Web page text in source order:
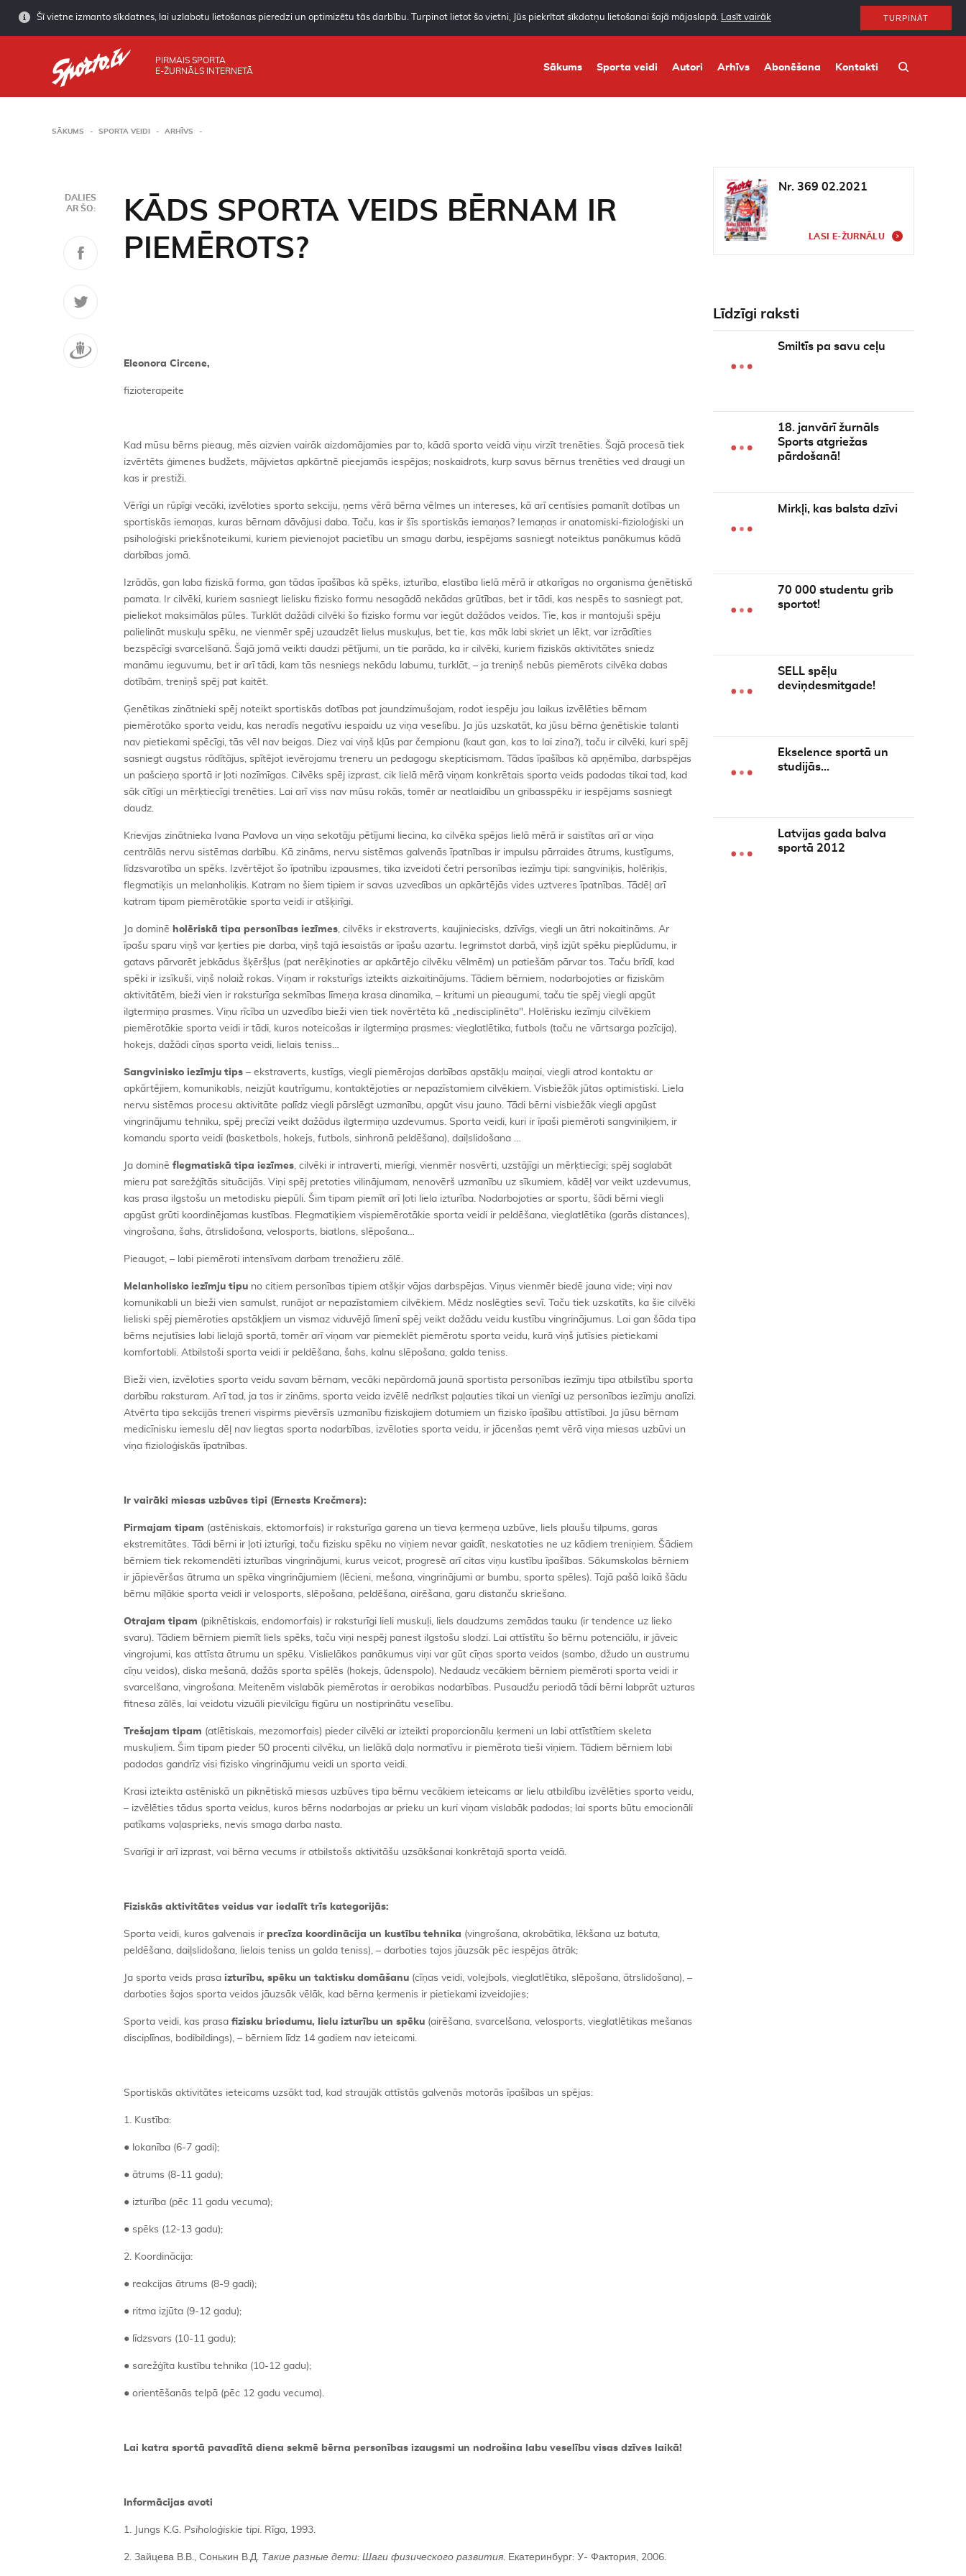
Šī vietne izmanto sīkdatnes, lai uzlabotu lietošanas pieredzi un optimizētu tās darbību. Turpinot lietot šo vietni, Jūs piekrītat sīkdatņu lietošanai šajā mājaslapā. Lasīt vairāk TURPINĀT
PIRMAIS SPORTA
E-ŽURNĀLS INTERNETĀ
Sākums Sporta veidi Autori Arhīvs Abonēšana Kontakti
SĀKUMS SPORTA VEIDI ARHĪVS
DALIES
AR ŠO:
KĀDS SPORTA VEIDS BĒRNAM IR
PIEMĒROTS?
Eleonora Circene,
fizioterapeite
Kad mūsu bērns pieaug, mēs aizvien vairāk aizdomājamies par to, kādā sporta veidā viņu virzīt trenēties. Šajā procesā tiek
izvērtēts ģimenes budžets, mājvietas apkārtnē pieejamās iespējas; noskaidrots, kurp savus bērnus trenēties ved draugi un
kas ir prestiži.
Vērīgi un rūpīgi vecāki, izvēloties sporta sekciju, ņems vērā bērna vēlmes un intereses, kā arī centīsies pamanīt dotības un
sportiskās iemaņas, kuras bērnam dāvājusi daba. Taču, kas ir šīs sportiskās iemaņas? Iemaņas ir anatomiski-fizioloģiski un
psiholoģiski priekšnoteikumi, kuriem pievienojot pacietību un smagu darbu, iespējams sasniegt noteiktus panākumus kādā
darbības jomā.
Izrādās, gan laba fiziskā forma, gan tādas īpašības kā spēks, izturība, elastība lielā mērā ir atkarīgas no organisma ģenētiskā
pamata. Ir cilvēki, kuriem sasniegt lielisku fizisko formu nesagādā nekādas grūtības, bet ir tādi, kas nespēs to sasniegt pat,
pieliekot maksimālas pūles. Turklāt dažādi cilvēki šo fizisko formu var iegūt dažādos veidos. Tie, kas ir mantojuši spēju
palielināt muskuļu spēku, ne vienmēr spēj uzaudzēt lielus muskuļus, bet tie, kas māk labi skriet un lēkt, var izrādīties
bezspēcīgi svarcelšanā. Šajā jomā veikti daudzi pētījumi, un tie parāda, ka ir cilvēki, kuriem fiziskās aktivitātes sniedz
manāmu ieguvumu, bet ir arī tādi, kam tās nesniegs nekādu labumu, turklāt, – ja treniņš nebūs piemērots cilvēka dabas
dotībām, treniņš spēj pat kaitēt.
Ģenētikas zinātnieki spēj noteikt sportiskās dotības pat jaundzimušajam, rodot iespēju jau laikus izvēlēties bērnam
piemērotāko sporta veidu, kas neradīs negatīvu iespaidu uz viņa veselību. Ja jūs uzskatāt, ka jūsu bērna ģenētiskie talanti
nav pietiekami spēcīgi, tās vēl nav beigas. Diez vai viņš kļūs par čempionu (kaut gan, kas to lai zina?), taču ir cilvēki, kuri spēj
sasniegt augstus rādītājus, spītējot ievērojamu treneru un pedagogu skepticismam. Tādas īpašības kā apņēmība, darbspējas
un pašcieņa sportā ir ļoti nozīmīgas. Cilvēks spēj izprast, cik lielā mērā viņam konkrētais sporta veids padodas tikai tad, kad
sāk cītīgi un mērķtiecīgi trenēties. Lai arī viss nav mūsu rokās, tomēr ar neatlaidību un gribasspēku ir iespējams sasniegt
daudz.
Krievijas zinātnieka Ivana Pavlova un viņa sekotāju pētījumi liecina, ka cilvēka spējas lielā mērā ir saistītas arī ar viņa
centrālās nervu sistēmas darbību. Kā zināms, nervu sistēmas galvenās īpatnības ir impulsu pārraides ātrums, kustīgums,
līdzsvarotība un spēks. Izvērtējot šo īpatnību izpausmes, tika izveidoti četri personības iezīmju tipi: sangviniķis, holēriķis,
flegmatiķis un melanholiķis. Katram no šiem tipiem ir savas uzvedības un apkārtējās vides uztveres īpatnības. Tādēļ arī
katram tipam piemērotākie sporta veidi ir atšķirīgi.
Ja dominē holēriskā tipa personības iezīmes, cilvēks ir ekstraverts, kaujiniecisks, dzīvīgs, viegli un ātri nokaitināms. Ar
īpašu sparu viņš var ķerties pie darba, viņš tajā iesaistās ar īpašu azartu. Iegrimstot darbā, viņš izjūt spēku pieplūdumu, ir
gatavs pārvarēt jebkādus šķēršļus (pat nerēķinoties ar apkārtējo cilvēku vēlmēm) un patiešām pārvar tos. Taču brīdī, kad
spēki ir izsīkuši, viņš nolaiž rokas. Viņam ir raksturīgs izteikts aizkaitinājums. Tādiem bērniem, nodarbojoties ar fiziskām
aktivitātēm, bieži vien ir raksturīga sekmības līmeņa krasa dinamika, – kritumi un pieaugumi, taču tie spēj viegli apgūt
ilgtermiņa prasmes. Viņu rīcība un uzvedība bieži vien tiek novērtēta kā „nedisciplinēta". Holērisku iezīmju cilvēkiem
piemērotākie sporta veidi ir tādi, kuros noteicošas ir ilgtermiņa prasmes: vieglatlētika, futbols (taču ne vārtsarga pozīcija),
hokejs, dažādi cīņas sporta veidi, lielais teniss…
Sangvinisko iezīmju tips – ekstraverts, kustīgs, viegli piemērojas darbības apstākļu maiņai, viegli atrod kontaktu ar
apkārtējiem, komunikabls, neizjūt kautrīgumu, kontaktējoties ar nepazīstamiem cilvēkiem. Visbiežāk jūtas optimistiski. Liela
nervu sistēmas procesu aktivitāte palīdz viegli pārslēgt uzmanību, apgūt visu jauno. Tādi bērni visbiežāk viegli apgūst
vingrinājumu tehniku, spēj precīzi veikt dažādus ilgtermiņa uzdevumus. Sporta veidi, kuri ir īpaši piemēroti sangviniķiem, ir
komandu sporta veidi (basketbols, hokejs, futbols, sinhronā peldēšana), daiļslidošana …
Ja dominē flegmatiskā tipa iezīmes, cilvēki ir intraverti, mierīgi, vienmēr nosvērti, uzstājīgi un mērķtiecīgi; spēj saglabāt
mieru pat sarežģītās situācijās. Viņi spēj pretoties vilinājumam, nenovērš uzmanību uz sīkumiem, kādēļ var veikt uzdevumus,
kas prasa ilgstošu un metodisku piepūli. Šim tipam piemīt arī ļoti liela izturība. Nodarbojoties ar sportu, šādi bērni viegli
apgūst grūti koordinējamas kustības. Flegmatiķiem vispiemērotākie sporta veidi ir peldēšana, vieglatlētika (garās distances),
vingrošana, šahs, ātrslidošana, velosports, biatlons, slēpošana…
Pieaugot, – labi piemēroti intensīvam darbam trenažieru zālē.
Melanholisko iezīmju tipu no citiem personības tipiem atšķir vājas darbspējas. Viņus vienmēr biedē jauna vide; viņi nav
komunikabli un bieži vien samulst, runājot ar nepazīstamiem cilvēkiem. Mēdz noslēgties sevī. Taču tiek uzskatīts, ka šie cilvēki
lieliski spēj piemēroties apstākļiem un vismaz viduvējā līmenī spēj veikt dažādu veidu kustību vingrinājumus. Lai gan šāda tipa
bērns nejutīsies labi lielajā sportā, tomēr arī viņam var piemeklēt piemērotu sporta veidu, kurā viņš jutīsies pietiekami
komfortabli. Atbilstoši sporta veidi ir peldēšana, šahs, kalnu slēpošana, galda teniss.
Bieži vien, izvēloties sporta veidu savam bērnam, vecāki nepārdomā jaunā sportista personības iezīmju tipa atbilstību sporta
darbību raksturam. Arī tad, ja tas ir zināms, sporta veida izvēlē nedrīkst paļauties tikai un vienīgi uz personības iezīmju analīzi.
Atvērta tipa sekcijās treneri vispirms pievērsīs uzmanību fiziskajiem dotumiem un fizisko īpašību attīstībai. Ja jūsu bērnam
medicīnisku iemeslu dēļ nav liegtas sporta nodarbības, izvēloties sporta veidu, ir jācenšas ņemt vērā viņa miesas uzbūvi un
viņa fizioloģiskās īpatnības.
Ir vairāki miesas uzbūves tipi (Ernests Krečmers):
Pirmajam tipam (astēniskais, ektomorfais) ir raksturīga garena un tieva ķermeņa uzbūve, liels plaušu tilpums, garas
ekstremitātes. Tādi bērni ir ļoti izturīgi, taču fizisku spēku no viņiem nevar gaidīt, neskatoties ne uz kādiem treniņiem. Šādiem
bērniem tiek rekomendēti izturības vingrinājumi, kurus veicot, progresē arī citas viņu kustību īpašības. Sākumskolas bērniem
ir jāpievēršas ātruma un spēka vingrinājumiem (lēcieni, mešana, vingrinājumi ar bumbu, sporta spēles). Tajā pašā laikā šādu
bērnu mīļākie sporta veidi ir velosports, slēpošana, peldēšana, airēšana, garu distanču skriešana.
Otrajam tipam (piknētiskais, endomorfais) ir raksturīgi lieli muskuļi, liels daudzums zemādas tauku (ir tendence uz lieko
svaru). Tādiem bērniem piemīt liels spēks, taču viņi nespēj panest ilgstošu slodzi. Lai attīstītu šo bērnu potenciālu, ir jāveic
vingrojumi, kas attīsta ātrumu un spēku. Vislielākos panākumus viņi var gūt cīņas sporta veidos (sambo, džudo un austrumu
cīņu veidos), diska mešanā, dažās sporta spēlēs (hokejs, ūdenspolo). Nedaudz vecākiem bērniem piemēroti sporta veidi ir
svarcelšana, vingrošana. Meitenēm vislabāk piemērotas ir aerobikas nodarbības. Pusaudžu periodā tādi bērni labprāt uzturas
fitnesa zālēs, lai veidotu vizuāli pievilcīgu figūru un nostiprinātu veselību.
Trešajam tipam (atlētiskais, mezomorfais) pieder cilvēki ar izteikti proporcionālu ķermeni un labi attīstītiem skeleta
muskuļiem. Šim tipam pieder 50 procenti cilvēku, un lielākā daļa normatīvu ir piemērota tieši viņiem. Tādiem bērniem labi
padodas gandrīz visi fizisko vingrinājumu veidi un sporta veidi.
Krasi izteikta astēniskā un piknētiskā miesas uzbūves tipa bērnu vecākiem ieteicams ar lielu atbildību izvēlēties sporta veidu,
– izvēlēties tādus sporta veidus, kuros bērns nodarbojas ar prieku un kuri viņam vislabāk padodas; lai sports būtu emocionāli
patīkams vaļasprieks, nevis smaga darba nasta.
Svarīgi ir arī izprast, vai bērna vecums ir atbilstošs aktivitāšu uzsākšanai konkrētajā sporta veidā.
Fiziskās aktivitātes veidus var iedalīt trīs kategorijās:
Sporta veidi, kuros galvenais ir precīza koordinācija un kustību tehnika (vingrošana, akrobātika, lēkšana uz batuta,
peldēšana, daiļslidošana, lielais teniss un galda teniss), – darboties tajos jāuzsāk pēc iespējas ātrāk;
Ja sporta veids prasa izturību, spēku un taktisku domāšanu (cīņas veidi, volejbols, vieglatlētika, slēpošana, ātrslidošana), –
darboties šajos sporta veidos jāuzsāk vēlāk, kad bērna ķermenis ir pietiekami izveidojies;
Sporta veidi, kas prasa fizisku briedumu, lielu izturību un spēku (airēšana, svarcelšana, velosports, vieglatlētikas mešanas
disciplīnas, bodibildings), – bērniem līdz 14 gadiem nav ieteicami.
Sportiskās aktivitātes ieteicams uzsākt tad, kad straujāk attīstās galvenās motorās īpašības un spējas:
1. Kustība:
● lokanība (6-7 gadi);
● ātrums (8-11 gadu);
● izturība (pēc 11 gadu vecuma);
● spēks (12-13 gadu);
2. Koordinācija:
● reakcijas ātrums (8-9 gadi);
● ritma izjūta (9-12 gadu);
● līdzsvars (10-11 gadu);
● sarežģīta kustību tehnika (10-12 gadu);
● orientēšanās telpā (pēc 12 gadu vecuma).
Lai katra sportā pavadītā diena sekmē bērna personības izaugsmi un nodrošina labu veselību visas dzīves laikā!
Informācijas avoti
1. Jungs K.G. Psiholoģiskie tipi. Rīga, 1993.
2. Зайцева В.В., Сонькин В.Д. Такие разные дети: Шаги физического развития. Екатеринбург: У- Фактория, 2006.
Nr. 369 02.2021
LASI E-ŽURNĀLU
Līdzīgi raksti
Smiltīs pa savu ceļu
18. janvārī žurnāls
Sports atgriežas
pārdošanā!
Mirkļi, kas balsta dzīvi
70 000 studentu grib
sportot!
SELL spēļu
deviņdesmitgade!
Ekselence sportā un
studijās…
Latvijas gada balva
sportā 2012